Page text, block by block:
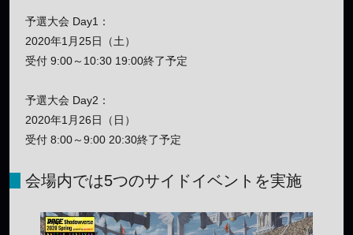
予選大会 Day1：
2020年1月25日（土）
受付 9:00～10:30 19:00終了予定
予選大会 Day2：
2020年1月26日（日）
受付 8:00～9:00 20:30終了予定
会場内では5つのサイドイベントを実施